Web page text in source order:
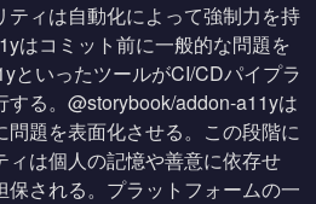
ティは自動化によって強制力を持
はコミット前に一般的な問題を
といったツールがCI/CDパイプラ
る。@storybook/addon-a11yは
問題を表面化させる。この段階に
ィは個人の記憶や善意に依存せ
される。プラットフォームの一